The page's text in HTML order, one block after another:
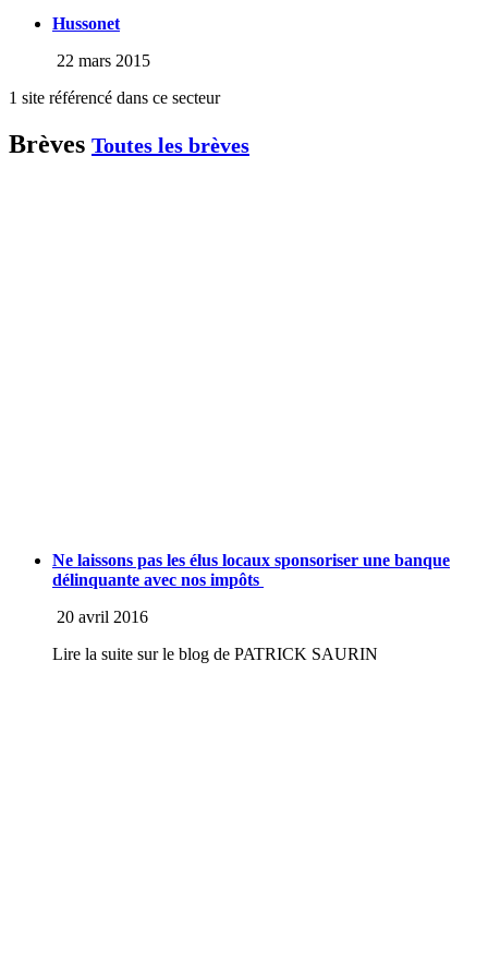
Hussonet
22 mars 2015
1 site référencé dans ce secteur
Brèves Toutes les brèves
Ne laissons pas les élus locaux sponsoriser une banque
délinquante avec nos impôts
20 avril 2016
Lire la suite sur le blog de PATRICK SAURIN